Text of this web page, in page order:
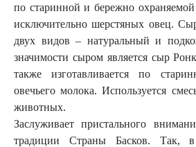
по старинной и бережно
исключительно шерстяных овец.
двух видов – натуральный и
значимости сыром является сыр
также изготавливается по
овечьего молока. Используется
животных.
Заслуживает пристального
традиции Страны Басков. Так,